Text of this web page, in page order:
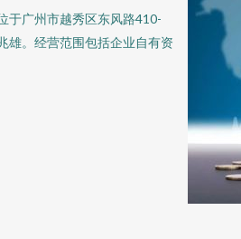
于广州市越秀区东风路410-
雄。经营范围包括企业自有资